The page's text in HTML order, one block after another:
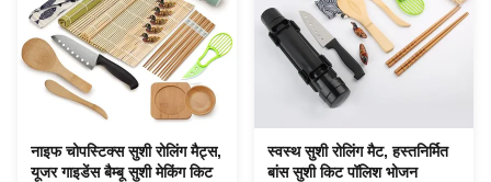
नाइफ चोपस्टिक्स सुशी रोलिंग मैट्स,
यूजर गाइडेंस बैम्बू सुशी मेकिंग किट
स्वस्थ सुशी रोलिंग मैट, हस्तनिर्मित
बांस सुशी किट पॉलिश भोजन